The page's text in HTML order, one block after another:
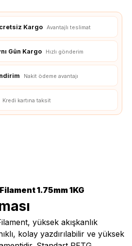
Kargo Avantajlı teslimat
Gün Kargo Hızlı gönderim
Nakit ödeme avantajı
Kredi kartına taksit
1.75mm 1KG
yüksek akışkanlık
kolay yazdırılabilir ve yüksek